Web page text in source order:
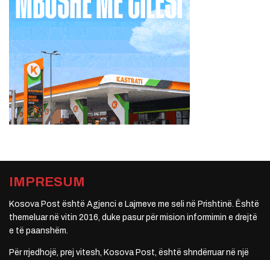
IMPRESUM
Kosova Post është Agjenci e Lajmeve me seli në Prishtinë. Është
themeluar në vitin 2016, duke pasur për mision informimin e drejtë
e të paanshëm.
Për rrjedhojë, prej vitesh, Kosova Post, është shndërruar në një